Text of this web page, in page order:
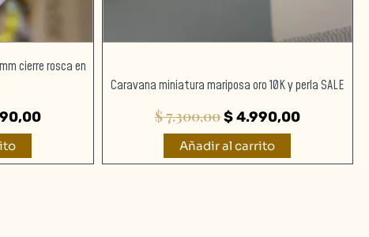
cierre rosca en
Caravana miniatura mariposa oro 10K y perla SALE
$7.300,00$4.990,00
Añadir al carrito